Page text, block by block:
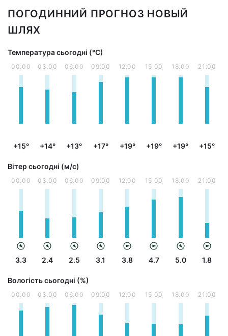
ПОГОДИННИЙ ПРОГНОЗ НОВЫЙ
ШЛЯХ
Температура сьогодні (°С)
00:00
+15°
03:00
+14°
06:00
+13°
09:00
+17°
12:00
+19°
15:00
+19°
18:00
+19°
21:00
+15°
Вітер сьогодні (м/с)
00:00
3.3
03:00
2.4
06:00
2.5
09:00
3.1
12:00
3.8
15:00
4.7
18:00
5.0
21:00
1.8
Вологість сьогодні (%)
00:00 03:00 06:00 09:00 12:00 15:00 18:00 21:00